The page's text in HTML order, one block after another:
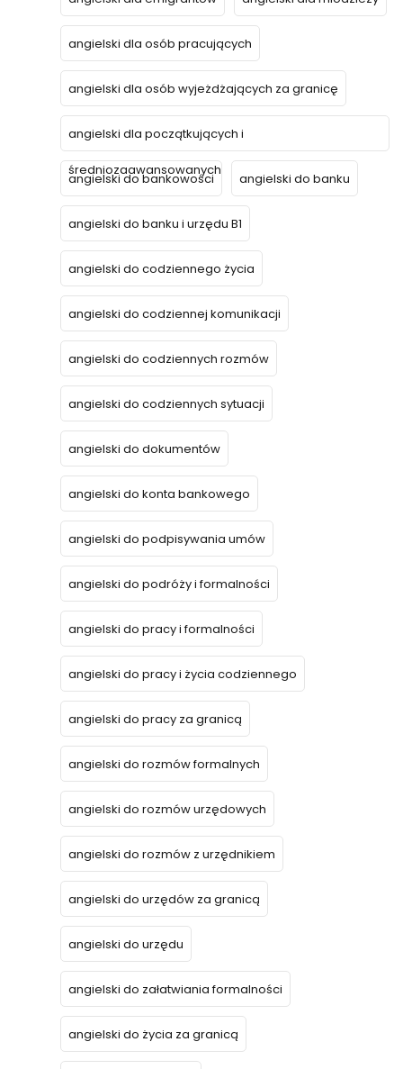
angielski dla osób pracujących
angielski dla osób wyjeżdżających za granicę
angielski dla początkujących i
średniozaawansowanych
angielski do bankowości angielski do banku
angielski do banku i urzędu B1
angielski do codziennego życia
angielski do codziennej komunikacji
angielski do codziennych rozmów
angielski do codziennych sytuacji
angielski do dokumentów
angielski do konta bankowego
angielski do podpisywania umów
angielski do podróży i formalności
angielski do pracy i formalności
angielski do pracy i życia codziennego
angielski do pracy za granicą
angielski do rozmów formalnych
angielski do rozmów urzędowych
angielski do rozmów z urzędnikiem
angielski do urzędów za granicą
angielski do urzędu
angielski do załatwiania formalności
angielski do życia za granicą